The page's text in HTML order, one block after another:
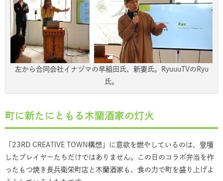
左から合同会社イナヅマの早稲田氏、新妻氏。RyuuuTVのRyu
氏。
町に新たにともる木蘭酒家の灯火
「23RD CREATIVE TOWN構想」に意欲を燃やしているのは、登壇
したプレイヤーたちだけではありません。この日のコラボ弁当を作
ったもつ焼き長兵衛栄町店と木蘭酒家も、食の力で町を盛り上げよ